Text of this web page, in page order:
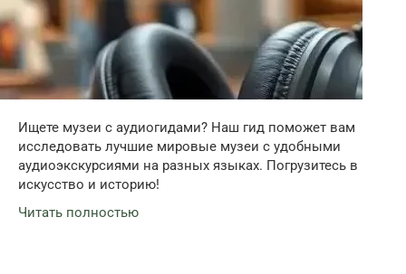
Ищете музеи с аудиогидами? Наш гид поможет вам
исследовать лучшие мировые музеи с удобными
аудиоэкскурсиями на разных языках. Погрузитесь в
искусство и историю!
Читать полностью